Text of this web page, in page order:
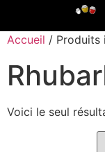
Accueil / Produits
Voici le seul